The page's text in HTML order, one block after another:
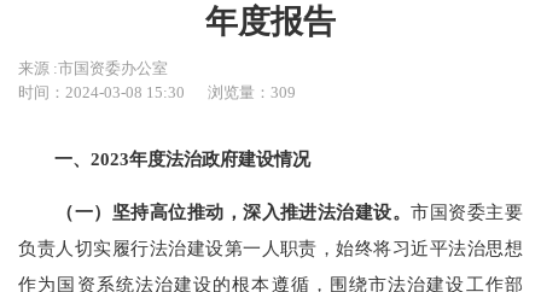
年度报告
来源 :市国资委办公室
时间：2024-03-08 15:30
浏览量：309
一、2023年度法治政府建设情况
（一） 坚持高位推动，深入推进法治建设。市国资委主要
负责人切实履行法治建设第一人职责，始终将习近平法治思想
作为国资系统法治建设的根本遵循，围绕市法治建设工作部